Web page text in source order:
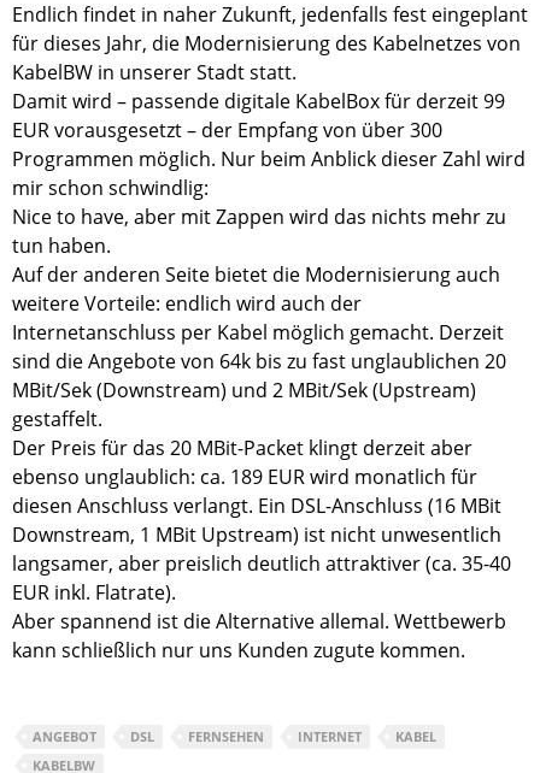
Endlich findet in naher Zukunft, jedenfalls fest eingeplant
für dieses Jahr, die Modernisierung des Kabelnetzes von
KabelBW in unserer Stadt statt.
Damit wird – passende digitale KabelBox für derzeit 99
EUR vorausgesetzt – der Empfang von über 300
Programmen möglich. Nur beim Anblick dieser Zahl wird
mir schon schwindlig:
Nice to have, aber mit Zappen wird das nichts mehr zu
tun haben.
Auf der anderen Seite bietet die Modernisierung auch
weitere Vorteile: endlich wird auch der
Internetanschluss per Kabel möglich gemacht. Derzeit
sind die Angebote von 64k bis zu fast unglaublichen 20
MBit/Sek (Downstream) und 2 MBit/Sek (Upstream)
gestaffelt.
Der Preis für das 20 MBit-Packet klingt derzeit aber
ebenso unglaublich: ca. 189 EUR wird monatlich für
diesen Anschluss verlangt. Ein DSL-Anschluss (16 MBit
Downstream, 1 MBit Upstream) ist nicht unwesentlich
langsamer, aber preislich deutlich attraktiver (ca. 35-40
EUR inkl. Flatrate).
Aber spannend ist die Alternative allemal. Wettbewerb
kann schließlich nur uns Kunden zugute kommen.
ANGEBOT DSL FERNSEHEN INTERNET
KABEL
KABELBW